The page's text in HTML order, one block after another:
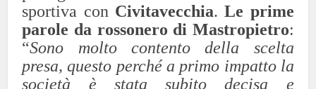
sportiva con Civitavecchia.Le prime
parole da rossonero di Mastropietro:
“Sono molto contento della scelta
presa, questo perché a primo impatto la
società è stata subito decisa e